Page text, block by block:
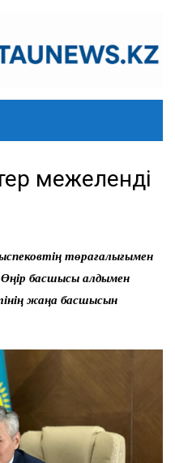
межеленді
төрағалығымен
басшысы алдымен
жаңа басшысын